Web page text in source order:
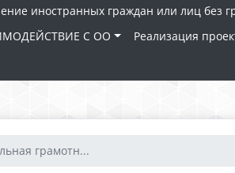
иностранных граждан или лиц без
С ОО Реализация
грамотн...